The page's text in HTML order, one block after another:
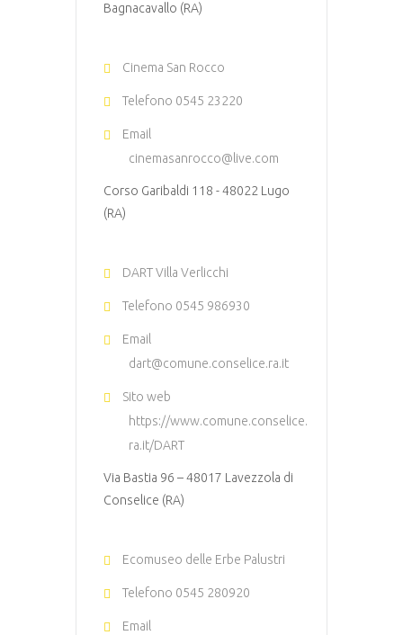
Bagnacavallo (RA)
Cinema San Rocco
Telefono 0545 23220
Email
cinemasanrocco@live.com
Corso Garibaldi 118 - 48022 Lugo
(RA)
DART Villa Verlicchi
Telefono 0545 986930
Email
dart@comune.conselice.ra.it
Sito web
https://www.comune.conselice.
ra.it/DART
Via Bastia 96 – 48017 Lavezzola di
Conselice (RA)
Ecomuseo delle Erbe Palustri
Telefono 0545 280920
Email